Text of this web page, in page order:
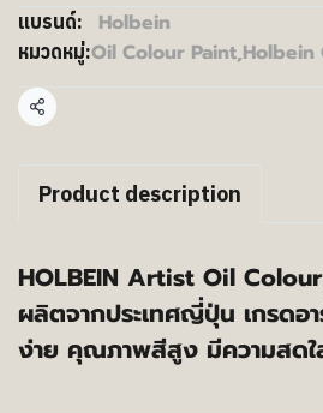
แบรนด์: Holbein
หมวดหมู่:Oil Colour Paint,Holbein
แชร์
Product description
HOLBEIN Artist Oil
ผลิตจากประเทศญี่ปุ่น เกรดอ
ง่าย คุณภาพสีสูง มีความสดใ